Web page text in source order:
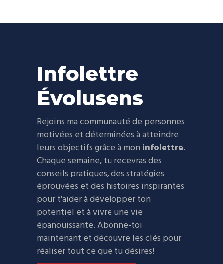
Infolettre
Évolusens
Rejoins ma communauté de personnes
motivées et déterminées à atteindre
leurs objectifs grâce à mon infolettre.
Chaque semaine, tu recevras des
conseils pratiques, des stratégies
éprouvées et des histoires inspirantes
pour t'aider à développer ton
potentiel et à vivre une vie
épanouissante. Abonne-toi
maintenant et découvre les clés pour
réaliser tout ce que tu désires!